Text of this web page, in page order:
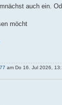
auch ein.
möcht
am Do 16. Jul 2026,